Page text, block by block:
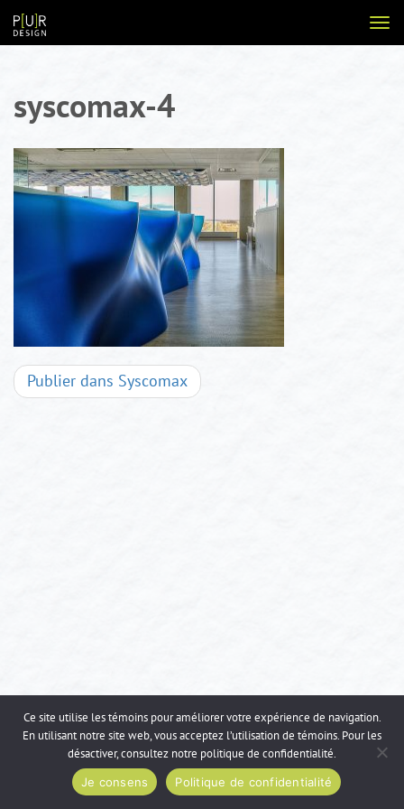
contenu
syscomax-4
Navigation
Publier dans Syscomax
Voir
Ce site utilise les témoins pour améliorer votre expérience de navigation.
En utilisant notre site web, vous acceptez l’utilisation de témoins. Pour les
désactiver, consultez notre politique de confidentialité.
Je consens
Politique de confidentialité